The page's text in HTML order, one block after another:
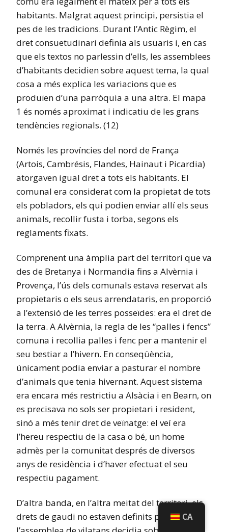
habitants. Malgrat aquest principi, persistia el
pes de les tradicions. Durant l’Antic Règim, el
dret consuetudinari definia als usuaris i, en cas
que els textos no parlessin d’ells, les assemblees
d’habitants decidien sobre aquest tema, la qual
cosa a més explica les variacions que es
produïen d’una parròquia a una altra. El mapa
1 és només aproximat i indicatiu de les grans
tendències regionals. (12)
Només les províncies del nord de França
(Artois, Cambrésis, Flandes, Hainaut i Picardia)
atorgaven igual dret a tots els habitants. El
comunal era considerat com la propietat de tots
els pobladors, els qui podien enviar allí els seus
animals, recollir fusta i torba, segons els
reglaments fixats.
Comprenent una àmplia part del territori que va
des de Bretanya i Normandia fins a Alvèrnia i
Provença, l’ús dels comunals estava reservat als
propietaris o els seus arrendataris, en proporció
a l’extensió de les terres posseïdes: era el dret de
la terra. A Alvèrnia, la regla de les “palles i fencs”
comuna i recollia palles i fenc per a mantenir el
seu bestiar a l’hivern. En conseqüència,
únicament podia enviar a pasturar el nombre
d’animals que tenia hivernant. Aquest sistema
era encara més restrictiu a Alsàcia i en Bearn, on
es precisava no sols ser propietari i resident,
sinó a més tenir dret de veïnatge: el veí era
l’hereu respectiu de la casa o bé, un home
admès per la comunitat després de diversos
anys de residència i d’haver efectuat el seu
respectiu pagament.
D’altra banda, en l’altra meitat del territori, els
drets de gaudi no estaven definits pel costum;
CA